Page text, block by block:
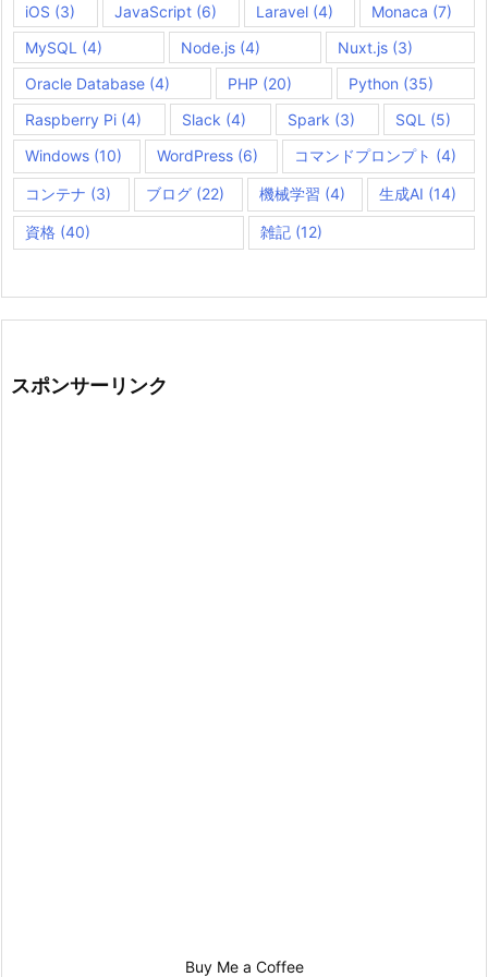
iOS (3) JavaScript(6) Laravel(4) Monaca (7)
MySQL (4) Node.js(4) Nuxt.js (3)
Oracle Database (4) PHP (20) Python (35)
Raspberry Pi (4) Slack (4) Spark (3) SQL (5)
Windows (10) WordPress (6) コマンドプロンプト (4)
コンテナ (3) ブログ(22) 機械学習 (4) 生成AI (14)
資格 (40) 雑記(12)
スポンサーリンク
Buy Me a Coffee